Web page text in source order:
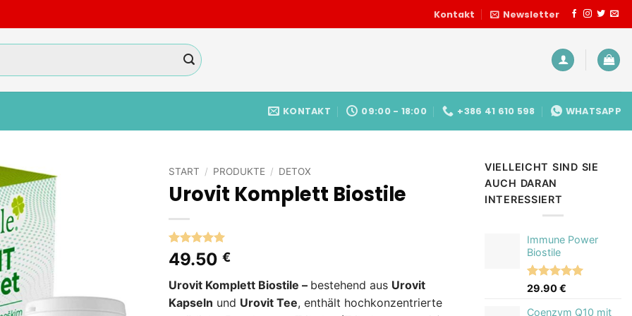
Kontakt Newsletter
KONTAKT 09:00 - 18:00 +386 41 610 598 WHATSAPP
START / PRODUKTE / DETOX
Urovit Komplett Biostile
Bewertet
mit5von
auf
6
Kundenbewertungen
49.50 €
Urovit Komplett Biostile – bestehend aus Urovit
Kapseln und Urovit Tee, enthält hochkonzentrierte
VIELLEICHT SIND SIE
AUCH DARAN
INTERESSIERT
Immune Power
Biostile
Bewertet
von 5,
3
29.90€
Coenzym Q10 mit